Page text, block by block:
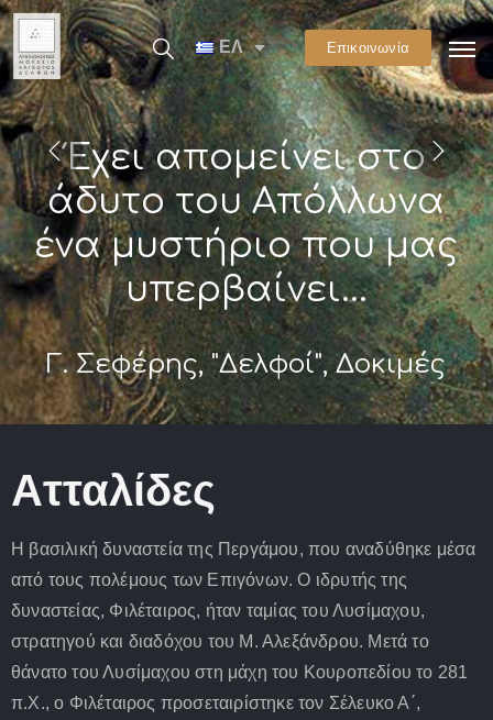
ΕΛ Επικοινωνία
Έχει απομείνει στο
άδυτο του Απόλλωνα
ένα μυστήριο που μας
υπερβαίνει...
Γ. Σεφέρης, "Δελφοί", Δοκιμές
Ατταλίδες
Η βασιλική δυναστεία της Περγάμου, που αναδύθηκε μέσα
από τους πολέμους των Επιγόνων. Ο ιδρυτής της
δυναστείας, Φιλέταιρος, ήταν ταμίας του Λυσίμαχου,
στρατηγού και διαδόχου του Μ. Αλεξάνδρου. Μετά το
θάνατο του Λυσίμαχου στη μάχη του Κουροπεδίου το 281
π.Χ., ο Φιλέταιρος προσεταιρίστηκε τον Σέλευκο Α΄,